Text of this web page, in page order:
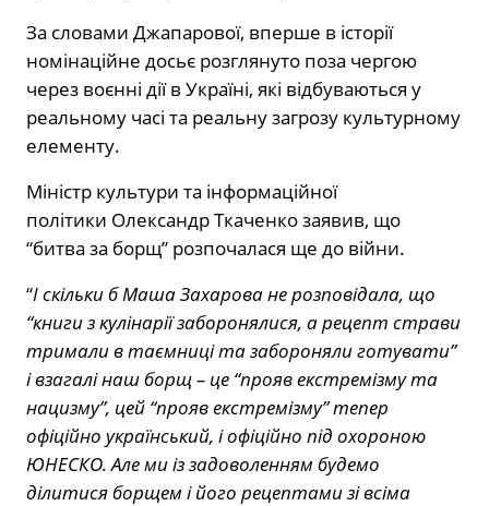
За словами Джапарової, вперше в історії
номінаційне досьє розглянуто поза чергою
через воєнні дії в Україні, які відбуваються у
реальному часі та реальну загрозу культурному
елементу.
Міністр культури та інформаційної
політики Олександр Ткаченко заявив, що
“битва за борщ” розпочалася ще до війни.
“І скільки б Маша Захарова не розповідала, що
“книги з кулінарії заборонялися, а рецепт страви
тримали в таємниці та забороняли готувати”
і взагалі наш борщ – це “прояв екстремізму та
нацизму”, цей “прояв екстремізму” тепер
офіційно український, і офіційно під охороною
ЮНЕСКО. Але ми із задоволенням будемо
ділитися борщем і його рецептами зі всіма